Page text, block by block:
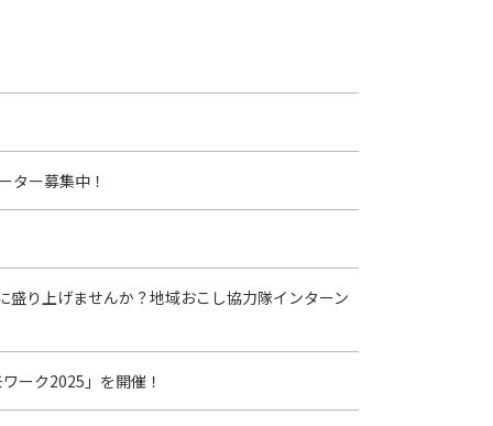
ター募集中！
盛り上げませんか？地域おこし協力隊インターン
ーク2025」を開催！